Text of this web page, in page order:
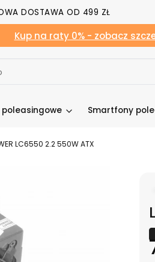
DOSTAWA OD 499 ZŁ
Kup na raty 0% - zobacz
Smartfony
LC6550 2.2 550W ATX